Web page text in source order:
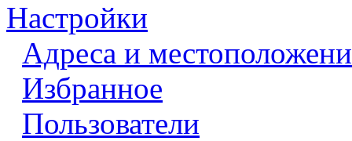
Настройки
Адреса и
Избранное
Пользователи